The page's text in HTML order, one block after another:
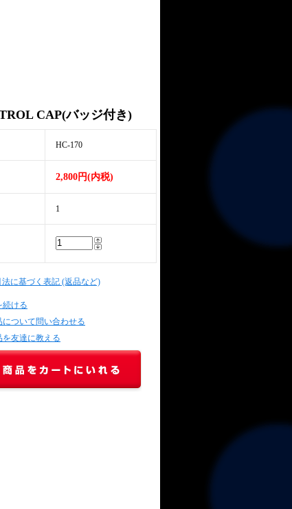
CAP(バッジ付き)
HC-170
2,800円(内税)
1
法に基づく表記 (返品など)
続ける
について問い合わせる
を友達に教える